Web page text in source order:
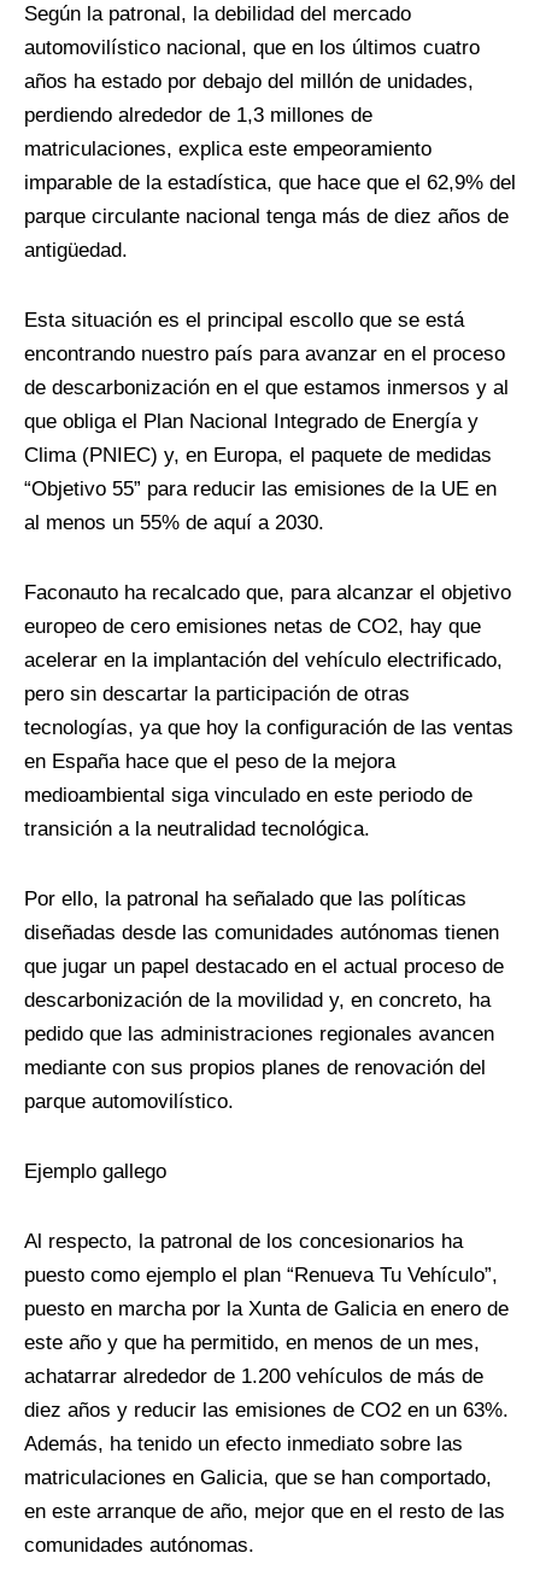
Según la patronal, la debilidad del mercado
automovilístico nacional, que en los últimos cuatro
años ha estado por debajo del millón de unidades,
perdiendo alrededor de 1,3 millones de
matriculaciones, explica este empeoramiento
imparable de la estadística, que hace que el 62,9% del
parque circulante nacional tenga más de diez años de
antigüedad.
Esta situación es el principal escollo que se está
encontrando nuestro país para avanzar en el proceso
de descarbonización en el que estamos inmersos y al
que obliga el Plan Nacional Integrado de Energía y
Clima (PNIEC) y, en Europa, el paquete de medidas
“Objetivo 55” para reducir las emisiones de la UE en
al menos un 55% de aquí a 2030.
Faconauto ha recalcado que, para alcanzar el objetivo
europeo de cero emisiones netas de CO2, hay que
acelerar en la implantación del vehículo electrificado,
pero sin descartar la participación de otras
tecnologías, ya que hoy la configuración de las ventas
en España hace que el peso de la mejora
medioambiental siga vinculado en este periodo de
transición a la neutralidad tecnológica.
Por ello, la patronal ha señalado que las políticas
diseñadas desde las comunidades autónomas tienen
que jugar un papel destacado en el actual proceso de
descarbonización de la movilidad y, en concreto, ha
pedido que las administraciones regionales avancen
mediante con sus propios planes de renovación del
parque automovilístico.
Ejemplo gallego
Al respecto, la patronal de los concesionarios ha
puesto como ejemplo el plan “Renueva Tu Vehículo”,
puesto en marcha por la Xunta de Galicia en enero de
este año y que ha permitido, en menos de un mes,
achatarrar alrededor de 1.200 vehículos de más de
diez años y reducir las emisiones de CO2 en un 63%.
Además, ha tenido un efecto inmediato sobre las
matriculaciones en Galicia, que se han comportado,
en este arranque de año, mejor que en el resto de las
comunidades autónomas.